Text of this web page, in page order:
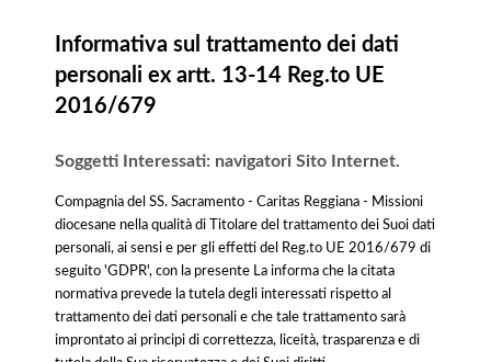
Informativa sul trattamento dei dati
personali ex artt. 13-14 Reg.to UE
2016/679
Soggetti Interessati: navigatori Sito Internet.
Compagnia del SS. Sacramento - Caritas Reggiana - Missioni
diocesane nella qualità di Titolare del trattamento dei Suoi dati
personali, ai sensi e per gli effetti del Reg.to UE 2016/679 di
seguito 'GDPR', con la presente La informa che la citata
normativa prevede la tutela degli interessati rispetto al
trattamento dei dati personali e che tale trattamento sarà
improntato ai principi di correttezza, liceità, trasparenza e di